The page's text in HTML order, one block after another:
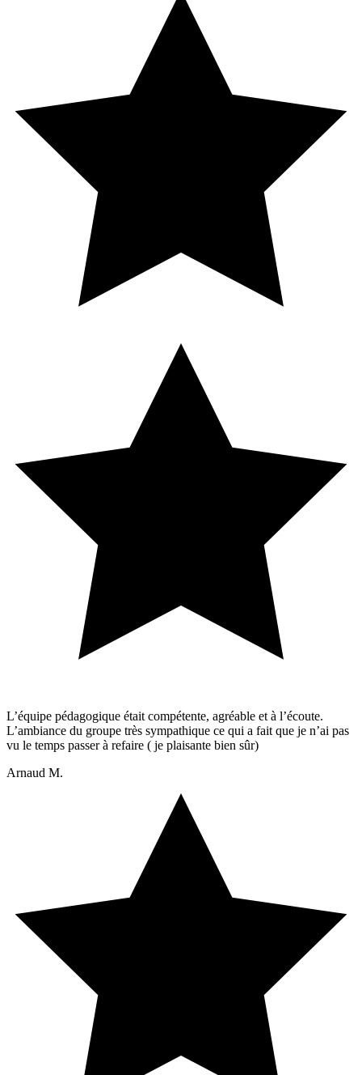
L’équipe pédagogique était compétente, agréable et à l’écoute.
L’ambiance du groupe très sympathique ce qui a fait que je n’ai pas
vu le temps passer à refaire ( je plaisante bien sûr)
Arnaud M.